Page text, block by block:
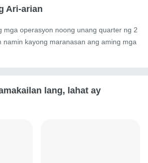
Ari-arian
mga operasyon noong unang quarter ng 2
namin kayong maranasan ang aming mga
lang, lahat ay